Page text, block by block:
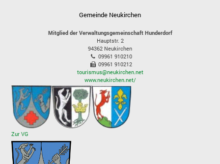
Gemeinde Neukirchen
Mitglied der Verwaltungsgemeinschaft Hunderdorf
Hauptstr. 2
94362 Neukirchen
09961 910210
09961 910212
tourismus@neukirchen.net
www.neukirchen.net/
Zur VG